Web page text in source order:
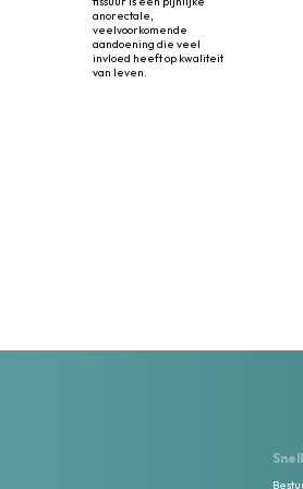
anorectale,
veelvoorkomende
aandoening die veel
invloed heeft op kwaliteit
van leven.